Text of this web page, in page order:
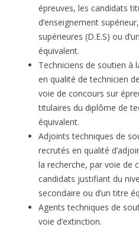
épreuves, les candidats
d’enseignement
supérieures (D.E.S) ou
équivalent.
Techniciens de soutien à
en qualité de technicien
voie de concours sur
titulaires du diplôme de
équivalent.
Adjoints techniques de
recrutés en qualité
la recherche, par voie de
candidats justifiant du
secondaire ou d’un titre
Agents techniques de
voie d’extinction.